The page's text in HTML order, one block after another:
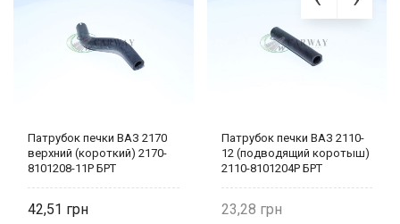
Патрубок печки ВАЗ 2170
верхний (короткий) 2170-
8101208-11Р БРТ
42,51
Патрубок печки ВАЗ 2110-
12 (подводящий коротыш)
2110-8101204Р БРТ
23,28